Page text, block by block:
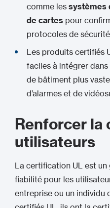
comme les systèmes
de cartes pour
protocoles de
Les produits certifiés
faciles à intégrer
de bâtiment plus
d’alarmes et de
Renforcer la
utilisateurs
La certification UL est
fiabilité pour les
entreprise ou un individu